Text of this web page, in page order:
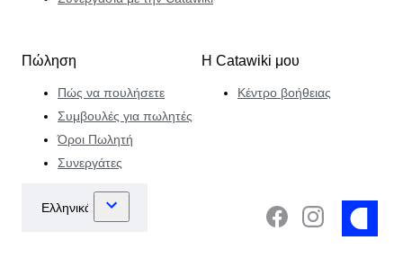
Πώληση
Πώς να πουλήσετε
Συμβουλές για πωλητές
Όροι Πωλητή
Συνεργάτες
Η Catawiki μου
Κέντρο βοήθειας